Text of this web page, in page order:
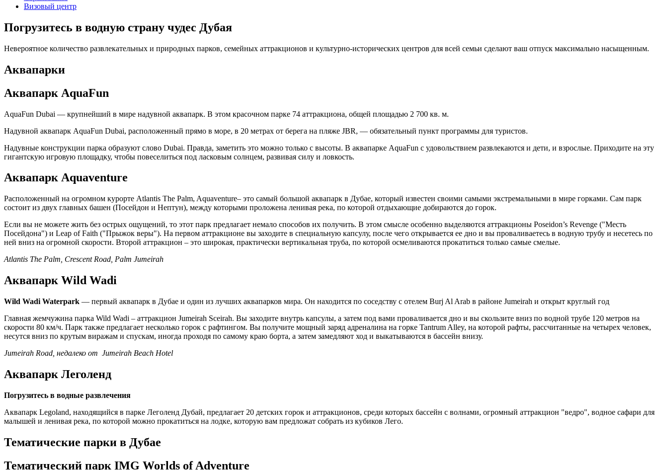
Визовый центр
Погрузитесь в водную страну чудес Дубая
Невероятное количество развлекательных и природных парков, семейных аттракционов и культурно-исторических центров для всей семьи сделают ваш отпуск максимально насыщенным.
Аквапарки
Аквапарк AquaFun
AquaFun Dubai — крупнейший в мире надувной аквапарк. В этом красочном парке 74 аттракциона, общей площадью 2 700 кв. м.
Надувной аквапарк AquaFun Dubai, расположенный прямо в море, в 20 метрах от берега на пляже JBR, — обязательный пункт программы для туристов.
Надувные конструкции парка образуют слово Dubai. Правда, заметить это можно только с высоты. В аквапарке AquaFun с удовольствием развлекаются и дети, и взрослые. Приходите на эту
гигантскую игровую площадку, чтобы повеселиться под ласковым солнцем, развивая силу и ловкость.
Аквапарк Aquaventure
Расположенный на огромном курорте Atlantis The Palm, Aquaventure– это самый большой аквапарк в Дубае, который известен своими самыми экстремальными в мире горками. Сам парк
состоит из двух главных башен (Посейдон и Нептун), между которыми проложена ленивая река, по которой отдыхающие добираются до горок.
Если вы не можете жить без острых ощущений, то этот парк предлагает немало способов их получить. В этом смысле особенно выделяются аттракционы Poseidon’s Revenge ("Месть
Посейдона") и Leap of Faith ("Прыжок веры"). На первом аттракционе вы заходите в специальную капсулу, после чего открывается ее дно и вы проваливаетесь в водную трубу и несетесь по
ней вниз на огромной скорости. Второй аттракцион – это широкая, практически вертикальная труба, по которой осмеливаются прокатиться только самые смелые.
Atlantis The Palm, Crescent Road, Palm Jumeirah
Аквапарк Wild Wadi
Wild Wadi Waterpark ― первый аквапарк в Дубае и один из лучших аквапарков мира. Он находится по соседству с отелем Burj Al Arab в районе Jumeirah и открыт круглый год
Главная жемчужина парка Wild Wadi – аттракцион Jumeirah Sceirah. Вы заходите внутрь капсулы, а затем под вами проваливается дно и вы скользите вниз по водной трубе 120 метров на
скорости 80 км/ч. Парк также предлагает несколько горок с рафтингом. Вы получите мощный заряд адреналина на горке Tantrum Alley, на которой рафты, рассчитанные на четырех человек,
несутся вниз по крутым виражам и спускам, иногда проходя по самому краю борта, а затем замедляют ход и выкатываются в бассейн внизу.
Jumeirah Road, недалеко от Jumeirah Beach Hotel
Аквапарк Леголенд
Погрузитесь в водные развлечения
Аквапарк Legoland, находящийся в парке Леголенд Дубай, предлагает 20 детских горок и аттракционов, среди которых бассейн с волнами, огромный аттракцион "ведро", водное сафари для
малышей и ленивая река, по которой можно прокатиться на лодке, которую вам предложат собрать из кубиков Лего.
Тематические парки в Дубае
Тематический парк IMG Worlds of Adventure